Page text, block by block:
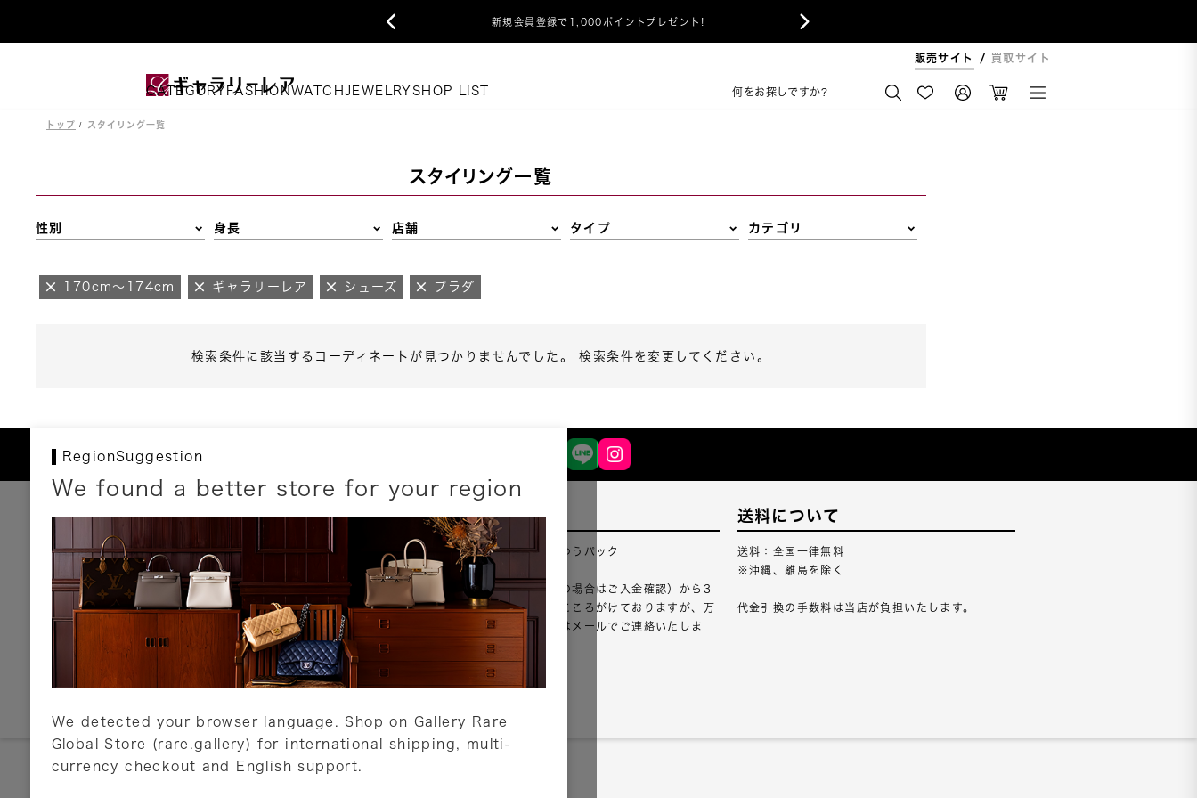
新規会員登録で1,000ポイントプレゼント!
 
販売サイト 買取サイト
CATEGORY FASHIONWATCHJEWELRY SHOP LIST 何をお探しですか?
トップ スタイリング一覧
スタイリング一覧
性別 身長 店舗 タイプ カテゴリ
170cm～174cm ギャラリーレア シューズ プラダ
検索条件に該当するコーディネートが見つかりませんでした。 検索条件を変更してください。
RegionSuggestion
We found a better store for your region
We detected your browser language. Shop on Gallery Rare
Global Store (rare.gallery) for international shipping, multi-
currency checkout and English support.
お支払いについて
以下のお支払方法が利用可能です。
クレジットカード
ショッピングローン
銀行振込・郵便振替
代金引換
Amazon Pay
PayPay
店頭支払い
詳しくはこちら
配送について
配送業者：佐川急便・ゆうパック
ご注文確認（銀行振込の場合はご入金確認）から3
営業日以内のご出荷をこころがけておりますが、万
が一出荷が遅れる場合はメールでご連絡いたしま
詳しくはこちら
送料について
送料：全国一律無料
※沖縄、離島を除く
代金引換の手数料は当店が負担いたします。